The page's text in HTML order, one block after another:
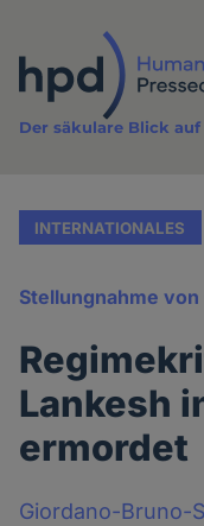
Inhalt
Der säkulare Blick
INTERNATIONALES
Stellungnahme von
Lankesh
ermordet
Giordano-Bruno-